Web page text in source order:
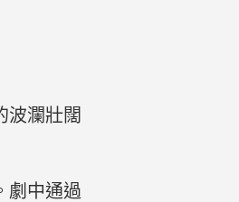
波瀾壯闊
劇中通過